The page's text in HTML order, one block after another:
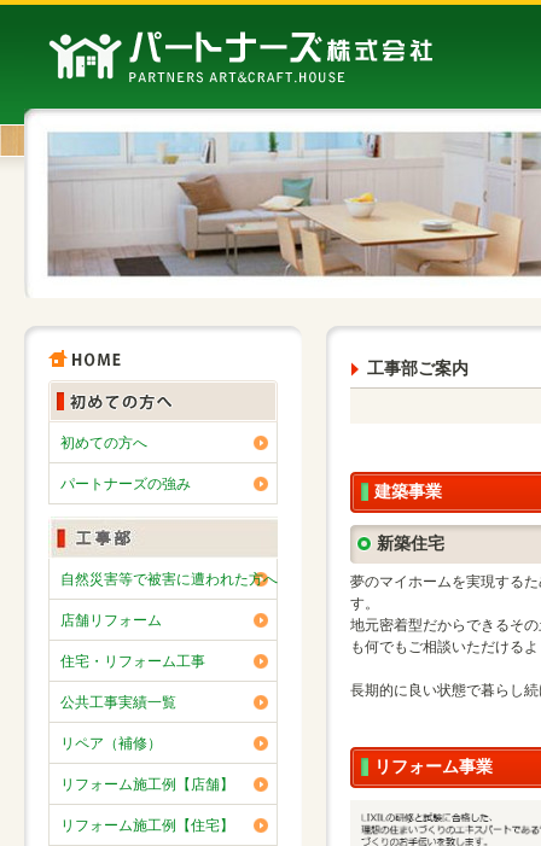
初めての方へ
パートナーズの強み
自然災害等で被害に遭われた方へ
店舗リフォーム
住宅・リフォーム工事
公共工事実績一覧
リペア（補修）
リフォーム施工例【店舗】
リフォーム施工例【住宅】
工事部ご案内
建築事業
新築住宅
夢のマイホームを実現する
す。
地元密着型だからできるそ
も何でもご相談いただける
長期的に良い状態で暮らし
リフォーム事業